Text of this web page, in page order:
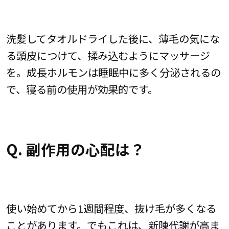
洗髪してタオルドライした後に、薄毛の気にな
る頭皮につけて、揉み込むようにマッサージ
を。成長ホルモンは睡眠中に多く分泌されるの
で、寝る前の使用が効果的です。
Q. 副作用の心配は？
使い始めてから1週間程度、抜け毛が多くなる
ことがあります。でもこれは、新陳代謝が高ま